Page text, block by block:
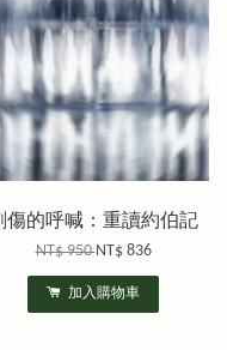
傷的呼喊：重讀約伯記
NT$ 950NT$ 836
加入購物車